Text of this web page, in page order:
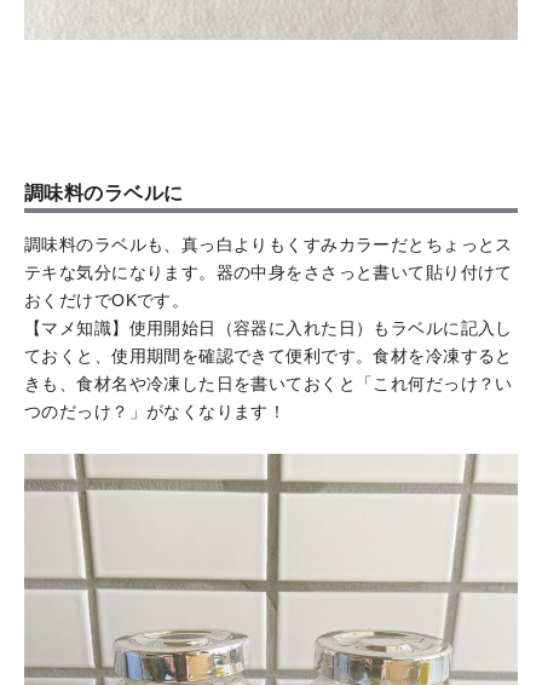
調味料のラベルに
調味料のラベルも、真っ白よりもくすみカラーだとちょっとス
テキな気分になります。器の中身をささっと書いて貼り付けて
おくだけでOKです。
【マメ知識】使用開始日（容器に入れた日）もラベルに記入し
ておくと、使用期間を確認できて便利です。食材を冷凍すると
きも、食材名や冷凍した日を書いておくと「これ何だっけ？い
つのだっけ？」がなくなります！